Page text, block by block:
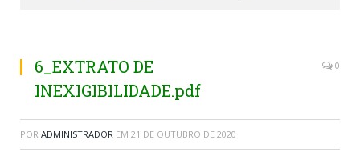
6_EXTRATO DE
INEXIGIBILIDADE.pdf
0
POR ADMINISTRADOR EM 21 DE OUTUBRO DE 2020